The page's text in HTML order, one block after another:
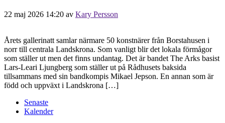
22 maj 2026 14:20 av Kary Persson
Årets gallerinatt samlar närmare 50 konstnärer från Borstahusen i
norr till centrala Landskrona. Som vanligt blir det lokala förmågor
som ställer ut men det finns undantag. Det är bandet The Arks basist
Lars-Leari Ljungberg som ställer ut på Rådhusets baksida
tillsammans med sin bandkompis Mikael Jepson. En annan som är
född och uppväxt i Landskrona […]
Senaste
Kalender